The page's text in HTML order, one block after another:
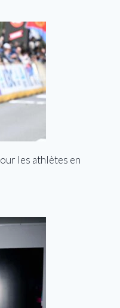
les athlètes en